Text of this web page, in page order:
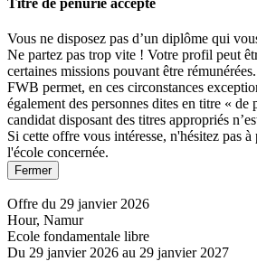
Vous ne disposez pas d’un diplôme qui
Ne partez pas trop vite ! Votre profil peut
certaines missions pouvant être
FWB permet, en ces circonstances
également des personnes dites en titre « de
candidat disposant des titres appropriés
Si cette offre vous intéresse, n'hésitez pas
l'école concernée.
Fermer
Offre du 29 janvier 2026
Hour, Namur
Ecole fondamentale libre
Du 29 janvier 2026 au 29 janvier 2027